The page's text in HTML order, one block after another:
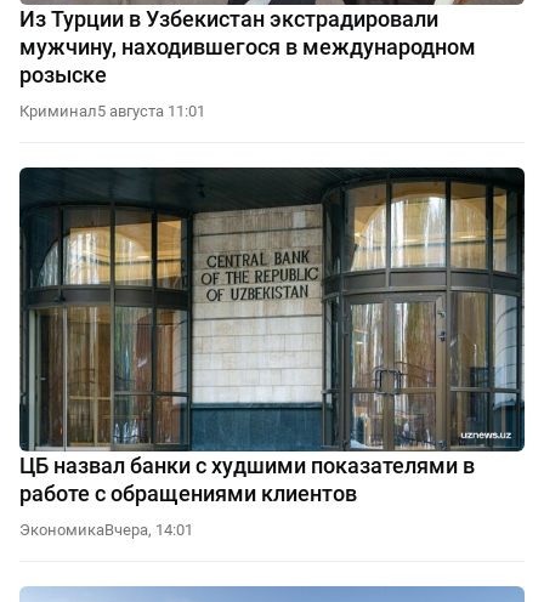
Из Турции в Узбекистан экстрадировали
мужчину, находившегося в международном
розыске
Криминал5 августа 11:01
ЦБ назвал банки с худшими показателями в
работе с обращениями клиентов
ЭкономикаВчера, 14:01